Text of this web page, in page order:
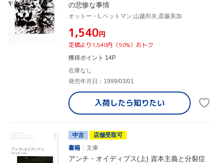
の悲惨な事情
オットー・L.ベットマン,山越邦夫,斎藤美加
¥1,540円
定価より1,540円（50%）おトク
獲得ポイント 14P
在庫なし
発売年月日：1999/03/01
入荷したら知りたい
中古
店舗受取可
書籍
文庫
アンチ・オイディプス(上) 資本主義と分裂症